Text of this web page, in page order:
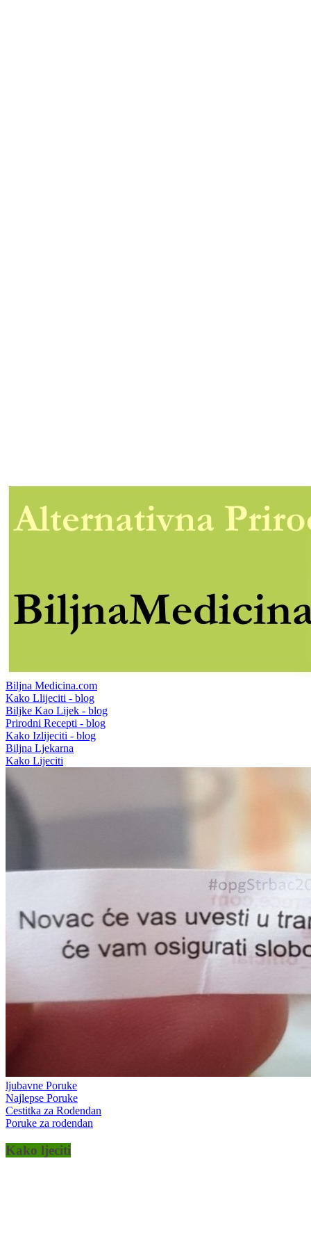
Biljna Medicina.com
Kako Llijeciti - blog
Biljke Kao Lijek - blog
Prirodni Recepti - blog
Kako Izlijeciti - blog
Biljna Ljekarna
Kako Lijeciti
ljubavne Poruke
Najlepse Poruke
Cestitka za Rodendan
Poruke za rodendan
Kako ljeciti